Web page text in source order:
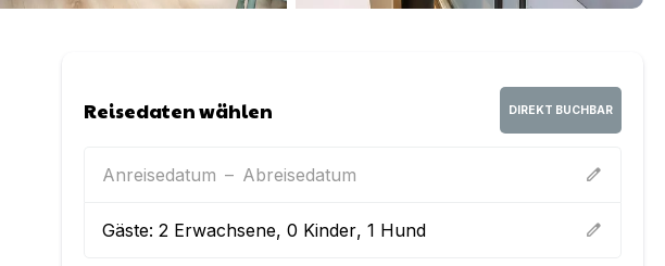
Reisedaten wählen DIREKT BUCHBAR
Anreisedatum – Abreisedatum edit
Gäste:2 Erwachsene,0 Kinder,1 Hund edit